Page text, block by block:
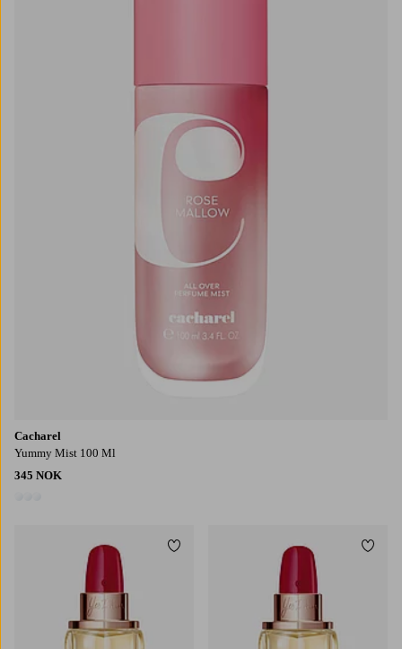
Cacharel
Yummy Mist 100 Ml
345 NOK
Legg til favoritter